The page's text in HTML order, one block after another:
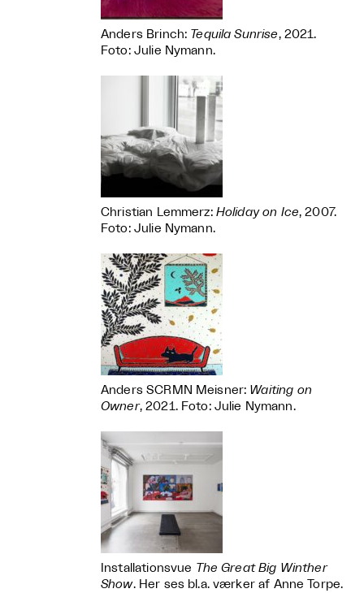
Anders Brinch: Tequila Sunrise, 2021.
Foto: Julie Nymann.
Christian Lemmerz: Holiday on Ice, 2007.
Foto: Julie Nymann.
Anders SCRMN Meisner: Waiting on
Owner, 2021. Foto: Julie Nymann.
Installationsvue The Great Big Winther
Show. Her ses bl.a. værker af Anne Torpe.